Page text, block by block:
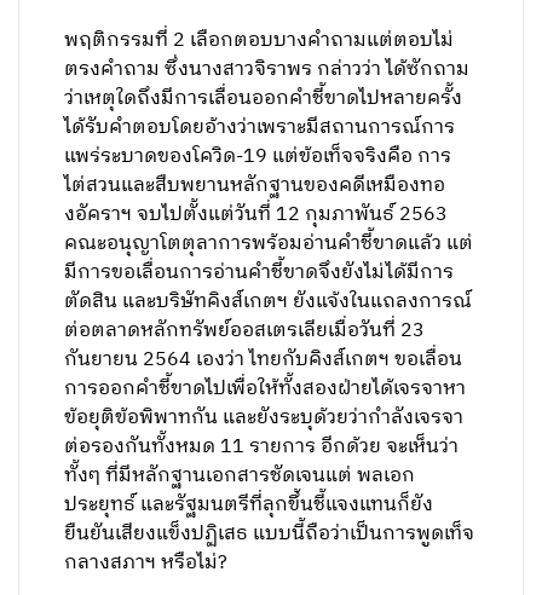
พฤติกรรมที่ 2 เลือกตอบบางคำถามแต่ตอบไม่
ตรงคำถาม ซึ่งนางสาวจิราพร กล่าวว่า ได้ซักถาม
ว่าเหตุใดถึงมีการเลื่อนออกคำชี้ขาดไปหลายครั้ง
ได้รับคำตอบโดยอ้างว่าเพราะมีสถานการณ์การ
แพร่ระบาดของโควิด-19 แต่ข้อเท็จจริงคือ การ
ไต่สวนและสืบพยานหลักฐานของคดีเหมืองทอ
งอัคราฯ จบไปตั้งแต่วันที่ 12 กุมภาพันธ์ 2563
คณะอนุญาโตตุลาการพร้อมอ่านคำชี้ขาดแล้ว แต่
มีการขอเลื่อนการอ่านคำชี้ขาดจึงยังไม่ได้มีการ
ตัดสิน และบริษัทคิงส์เกตฯ ยังแจ้งในแถลงการณ์
ต่อตลาดหลักทรัพย์ออสเตรเลียเมื่อวันที่ 23
กันยายน 2564 เองว่า ไทยกับคิงส์เกตฯ ขอเลื่อน
การออกคำชี้ขาดไปเพื่อให้ทั้งสองฝ่ายได้เจรจาหา
ข้อยุติข้อพิพาทกัน และยังระบุด้วยว่ากำลังเจรจา
ต่อรองกันทั้งหมด 11 รายการ อีกด้วย จะเห็นว่า
ทั้งๆ ที่มีหลักฐานเอกสารชัดเจนแต่ พลเอก
ประยุทธ์ และรัฐมนตรีที่ลุกขึ้นชี้แจงแทนก็ยัง
ยืนยันเสียงแข็งปฏิเสธ แบบนี้ถือว่าเป็นการพูดเท็จ
กลางสภาฯ หรือไม่?